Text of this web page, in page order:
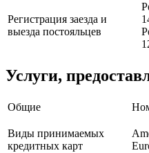
Регистрация заезда и
выезда постояльцев
Услуги,
Общие
Виды принимаемых
кредитных карт